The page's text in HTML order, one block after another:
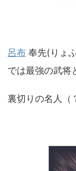
呂布 奉先(りょ
では最強の武将
裏切りの名人（